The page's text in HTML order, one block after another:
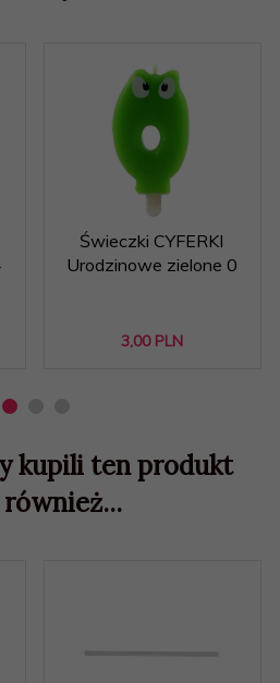
Świeczki CYFERKI
Urodzinowe zielone 0
3,00 PLN
kupili ten produkt